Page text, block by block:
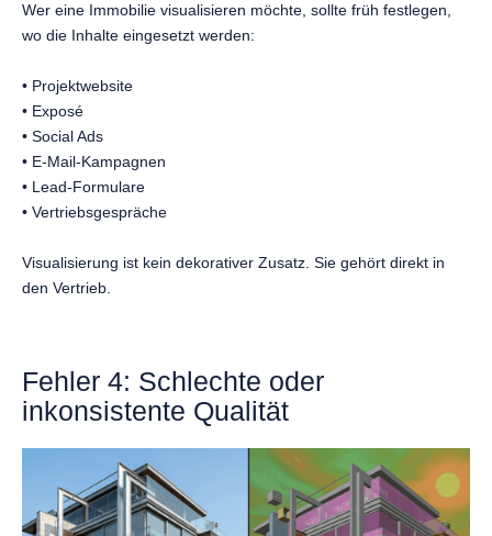
Wer eine Immobilie visualisieren möchte, sollte früh festlegen,
wo die Inhalte eingesetzt werden:
• Projektwebsite
• Exposé
• Social Ads
• E-Mail-Kampagnen
• Lead-Formulare
• Vertriebsgespräche
Visualisierung ist kein dekorativer Zusatz. Sie gehört direkt in
den Vertrieb.
Fehler 4: Schlechte oder
inkonsistente Qualität